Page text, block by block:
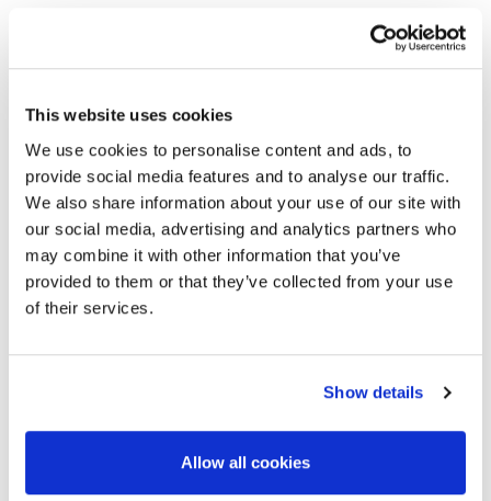
This website uses cookies
We use cookies to personalise content and ads, to
provide social media features and to analyse our traffic.
We also share information about your use of our site with
our social media, advertising and analytics partners who
may combine it with other information that you’ve
provided to them or that they’ve collected from your use
of their services.
Show details
Allow all cookies
15
Σεπ
2025
Οικοδομή 2025
28
Μαρ
21 Μαρτίου – Βραβείο Αναδόχου για
τις δράσεις βιωσιμότητας
Οφέλη Εξωτερικής Θερμομόνωσης: